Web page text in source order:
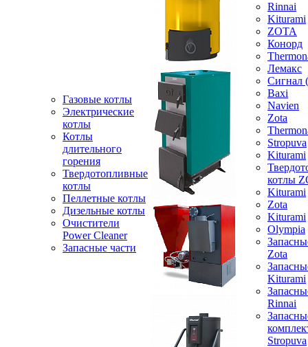
Газовые котлы
Электрические
котлы
Котлы
длительного
горения
Твердотопливные
котлы
Пеллетные котлы
Дизельные котлы
Очистители
Power Cleaner
Запасные части
Rinnai
Kiturami
ZOTA
Конорд
Лемакс
Baxi
Navien
Zota
Stropuva
Kiturami
котлы
Kiturami
Zota
Kiturami
Olympia
Zota
Kiturami
Rinnai
Stropuva